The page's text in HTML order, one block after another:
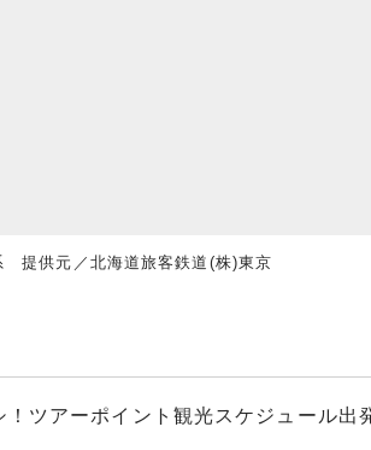
提供元／北海道旅客鉄道(株)東京
ツアーポイント 観光スケジュール出